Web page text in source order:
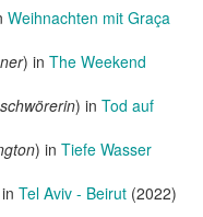
Weihnachten mit Graça
) in The Weekend
) in Tod auf
) in Tiefe Wasser
Tel Aviv - Beirut (2022)